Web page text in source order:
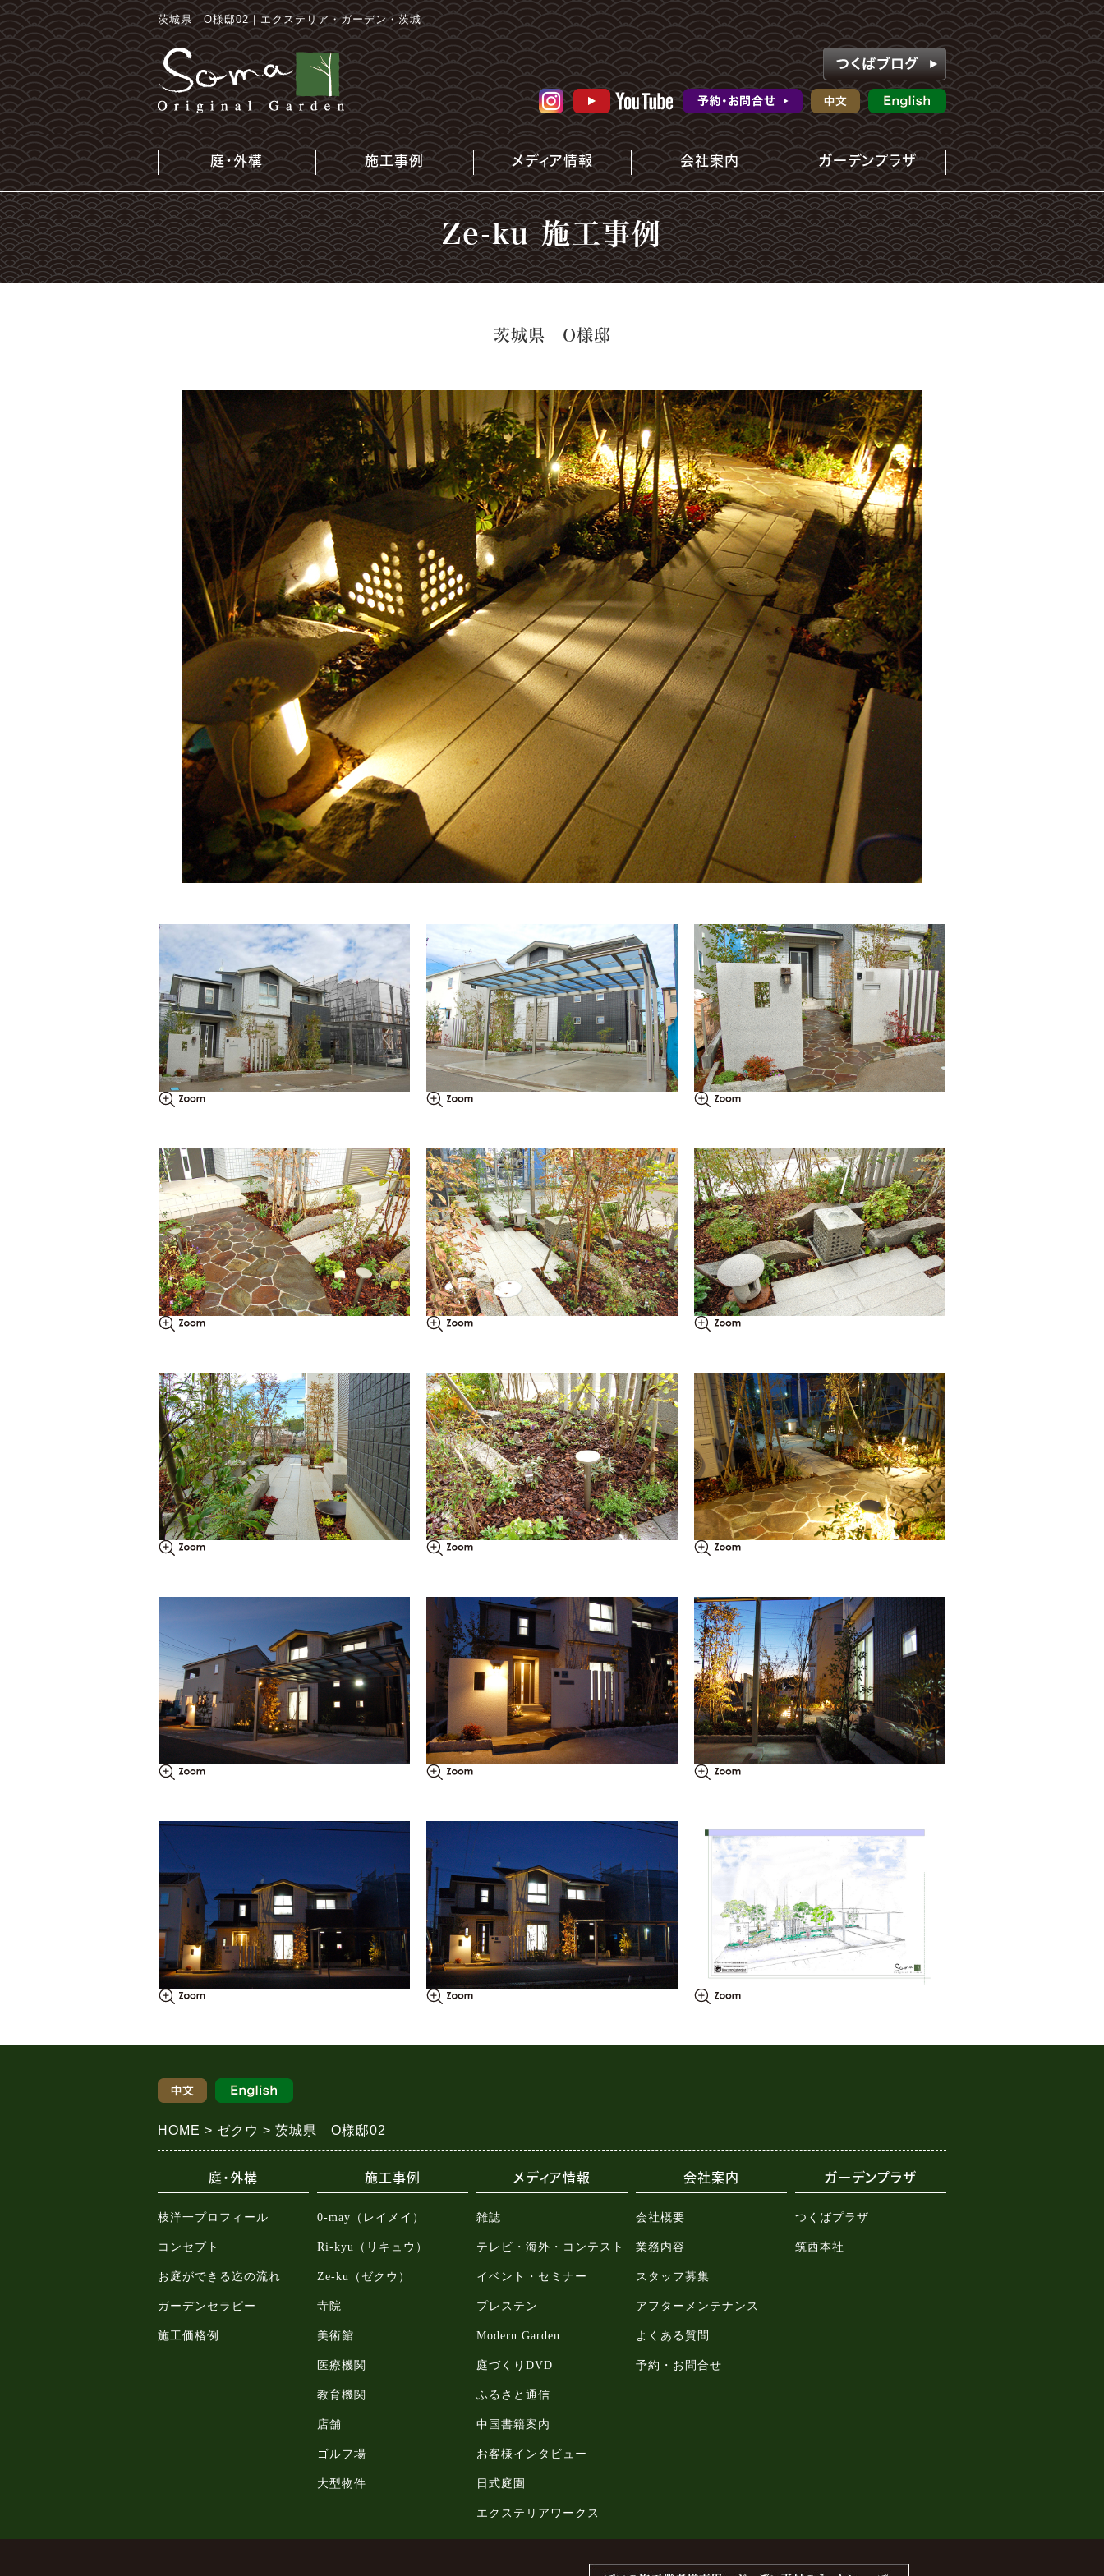
茨城県 O様邸02｜エクステリア・ガーデン・茨城
庭・外構 施工事例 メディア情報 会社案内 ガーデンプラザ
Ze-ku 施工事例
茨城県 O様邸
HOME ゼクウ 茨城県 O様邸02
庭・外構
枝洋一プロフィール
コンセプト
お庭ができる迄の流れ
ガーデンセラピー
施工価格例
施工事例
0-may（レイメイ）
Ri-kyu（リキュウ）
Ze-ku（ゼクウ）
寺院
美術館
医療機関
教育機関
店舗
ゴルフ場
大型物件
メディア情報
雑誌
テレビ・海外・コンテスト
イベント・セミナー
プレステン
Modern Garden
庭づくりDVD
ふるさと通信
中国書籍案内
お客様インタビュー
日式庭園
エクステリアワークス
会社案内
会社概要
業務内容
スタッフ募集
アフターメンテナンス
よくある質問
予約・お問合せ
ガーデンプラザ
つくばプラザ
筑西本社